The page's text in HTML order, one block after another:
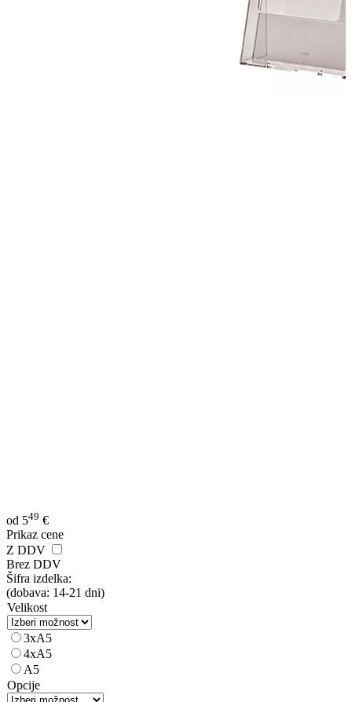
od 549 €
Prikaz cene
Z DDV
Brez DDV
Šifra izdelka:
(dobava: 14-21 dni)
Velikost
3xA5
4xA5
A5
Opcije